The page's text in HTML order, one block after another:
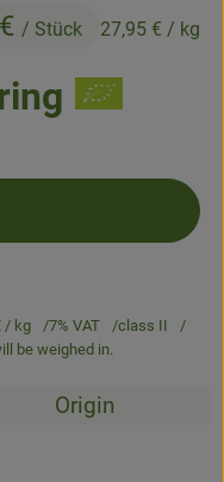
/ Stück 27,95 € / kg
to basket
/ kg 7% VAT
class II
be weighed in.
Origin